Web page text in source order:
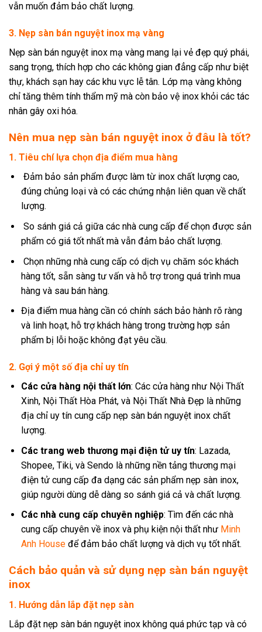
vẫn muốn đảm bảo chất lượng.
3. Nẹp sàn bán nguyệt inox mạ vàng
Nẹp sàn bán nguyệt inox mạ vàng mang lại vẻ đẹp quý phái,
sang trọng, thích hợp cho các không gian đẳng cấp như biệt
thự, khách sạn hay các khu vực lễ tân. Lớp mạ vàng không
chỉ tăng thêm tính thẩm mỹ mà còn bảo vệ inox khỏi các tác
nhân gây oxi hóa.
Nên mua nẹp sàn bán nguyệt inox ở đâu là tốt?
1. Tiêu chí lựa chọn địa điểm mua hàng
Đảm bảo sản phẩm được làm từ inox chất lượng cao,
đúng chủng loại và có các chứng nhận liên quan về chất
lượng.
So sánh giá cả giữa các nhà cung cấp để chọn được sản
phẩm có giá tốt nhất mà vẫn đảm bảo chất lượng.
Chọn những nhà cung cấp có dịch vụ chăm sóc khách
hàng tốt, sẵn sàng tư vấn và hỗ trợ trong quá trình mua
hàng và sau bán hàng.
Địa điểm mua hàng cần có chính sách bảo hành rõ ràng
và linh hoạt, hỗ trợ khách hàng trong trường hợp sản
phẩm bị lỗi hoặc không đạt yêu cầu.
2. Gợi ý một số địa chỉ uy tín
Các cửa hàng nội thất lớn: Các cửa hàng như Nội Thất
Xinh, Nội Thất Hòa Phát, và Nội Thất Nhà Đẹp là những
địa chỉ uy tín cung cấp nẹp sàn bán nguyệt inox chất
lượng.
Các trang web thương mại điện tử uy tín: Lazada,
Shopee, Tiki, và Sendo là những nền tảng thương mại
điện tử cung cấp đa dạng các sản phẩm nẹp sàn inox,
giúp người dùng dễ dàng so sánh giá cả và chất lượng.
Các nhà cung cấp chuyên nghiệp: Tìm đến các nhà
cung cấp chuyên về inox và phụ kiện nội thất như Minh
Anh Houseđể đảm bảo chất lượng và dịch vụ tốt nhất.
Cách bảo quản và sử dụng nẹp sàn bán nguyệt
inox
1. Hướng dẫn lắp đặt nẹp sàn
Lắp đặt nẹp sàn bán nguyệt inox không quá phức tạp và có